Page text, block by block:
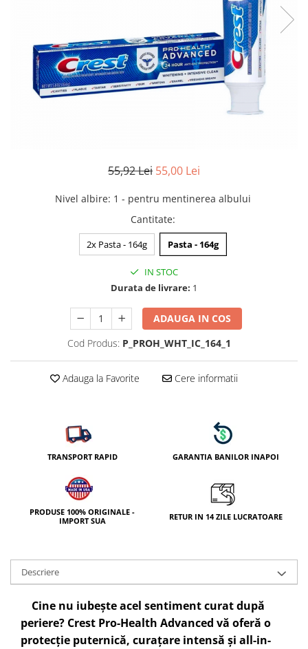
55,92 Lei 55,00 Lei
Nivel albire: 1 - pentru mentinerea albului
Cantitate:
2x Pasta - 164g Pasta - 164g
IN STOC
Durata de livrare: 1
ADAUGA IN COS
Cod Produs: P_PROH_WHT_IC_164_1
Adauga la Favorite Cere informatii
TRANSPORT RAPID GARANTIA BANILOR INAPOI
PRODUSE 100% ORIGINALE -
IMPORT SUA
RETUR IN 14 ZILE LUCRATOARE
Descriere
Cine nu iubește acel sentiment curat după
periere? Crest Pro-Health Advanced vă oferă o
protecție puternică, curațare intensă și all-in-